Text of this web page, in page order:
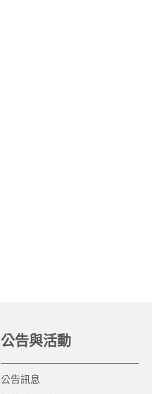
公告與活動
公告訊息